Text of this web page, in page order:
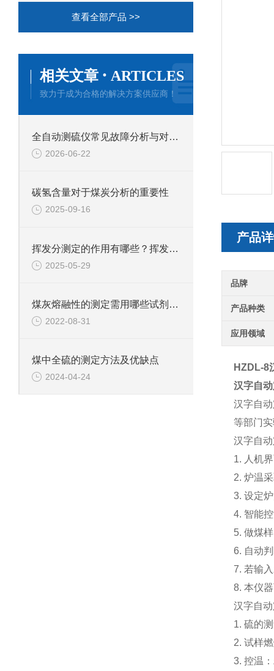
产品
品牌
产品种类
应用领域
HZDL-8
汉字自
汉字自
等部门
汉字自
1. 人机
2. 炉温
3. 设定
4. 智能
5. 做煤
6. 自动
7. 若输
8. 本仪
汉字自
1. 硫的
2. 试样
3. 控温
查看全部产品 >>
相关文章 · ARTICLES
致力于成为合格的解决方案供应商！
全自动测硫仪常见故障分析与对应解决策略分享
2026-06-22
碳氢含量对于煤炭分析的重要性
2025-09-16
挥发分测定的作用有哪些？挥发分测定应用于哪些行业？
2025-05-29
煤灰熔融性的测定需用哪些试剂和材料？
2022-08-31
煤中全硫的测定方法及优缺点
2024-04-24